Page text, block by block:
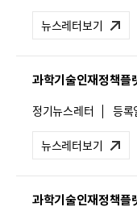
레
터
유
형
:
뉴스레터보기
과학기술인재정책
뉴
레
터
유
형
:
정기뉴스레터 등록
뉴스레터보기
과학기술인재정책